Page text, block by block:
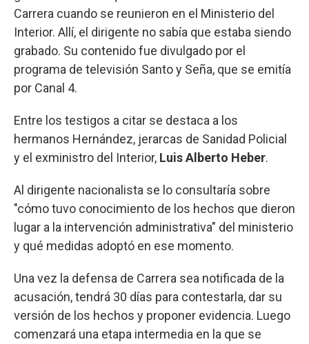
Carrera cuando se reunieron en el Ministerio del
Interior. Allí, el dirigente no sabía que estaba siendo
grabado. Su contenido fue divulgado por el
programa de televisión Santo y Seña, que se emitía
por Canal 4.
Entre los testigos a citar se destaca a los
hermanos Hernández, jerarcas de Sanidad Policial
y el exministro del Interior, Luis Alberto Heber.
Al dirigente nacionalista se lo consultaría sobre
"cómo tuvo conocimiento de los hechos que dieron
lugar a la intervención administrativa" del ministerio
y qué medidas adoptó en ese momento.
Una vez la defensa de Carrera sea notificada de la
acusación, tendrá 30 días para contestarla, dar su
versión de los hechos y proponer evidencia. Luego
comenzará una etapa intermedia en la que se